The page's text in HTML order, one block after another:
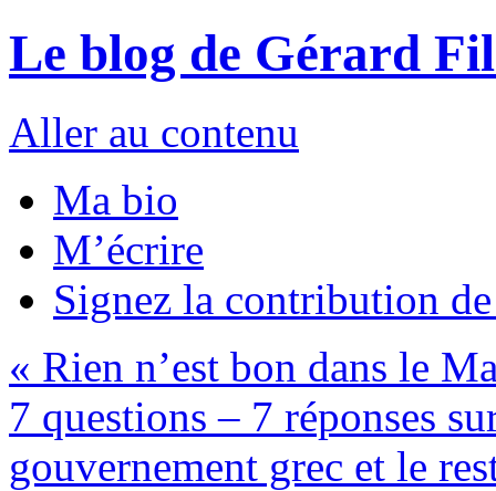
Le blog de Gérard
Aller au contenu
Ma bio
M’écrire
Signez la contribution
« Rien n’est bon dans le
7 questions – 7 réponses
gouvernement grec et le